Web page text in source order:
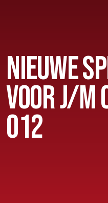
Jeugd
Senioren
Clubinfo
Nieuwsoverzicht
Sponsoring
NIEUWE
VOOR J/
O12